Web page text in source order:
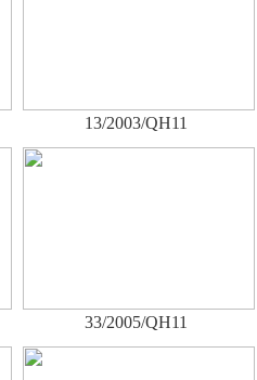
13/2003/QH11
33/2005/QH11